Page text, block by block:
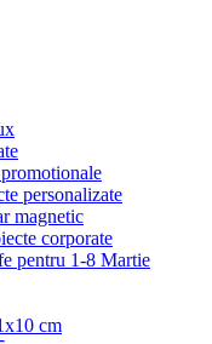
personalizate
magnetic
corporate
pentru 1-8 Martie
cm